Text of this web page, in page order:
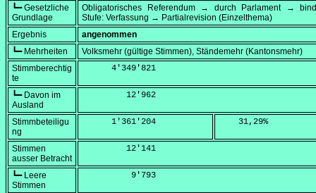
┗━ Gesetzliche
Grundlage
Obligatorisches Referendum → durch Parlament →
Stufe: Verfassung → Partialrevision (Einzelthema)
Ergebnis
angenommen
┗━ Mehrheiten
Volksmehr (gültige Stimmen), Ständemehr (Kantonsmehr)
Stimmberechtig
te
      4'349'821
┗━ Davon im
Ausland
         12'962
Stimmbeteiligu
ng
      1'361'204
    31,29
%
Stimmen
ausser Betracht
         12'141
┗━ Leere
Stimmen
          9'793